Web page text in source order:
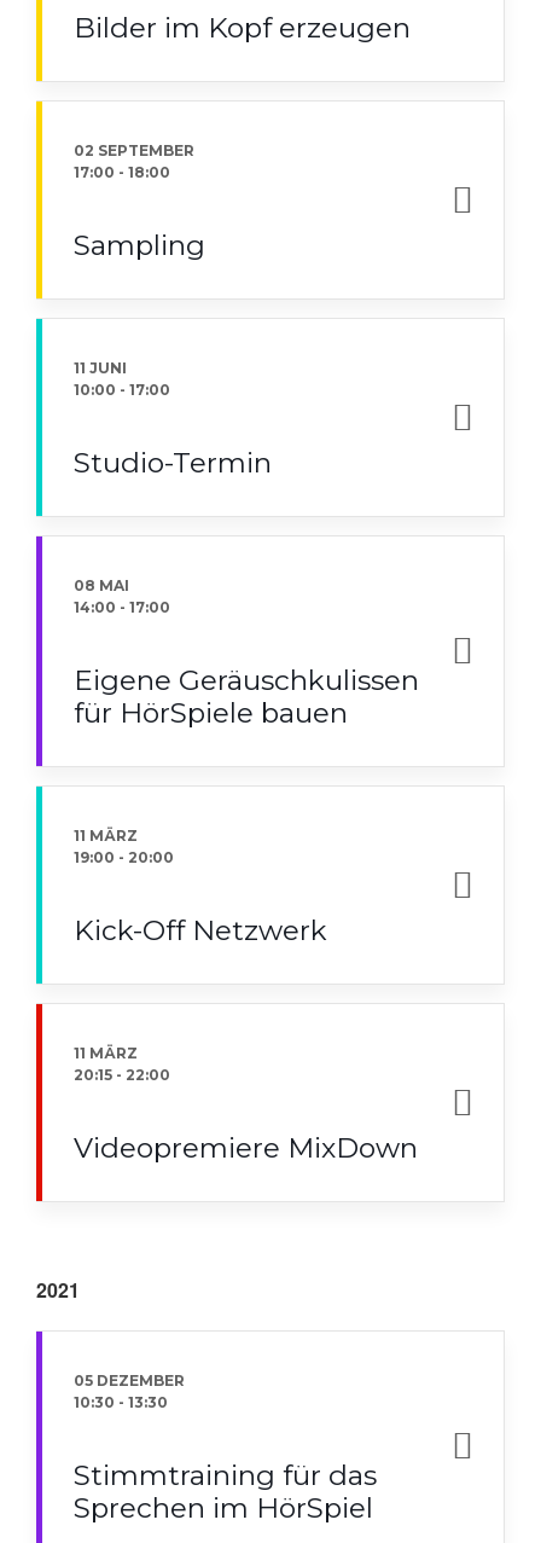
Bilder im Kopf erzeugen
02 SEPTEMBER
17:00 - 18:00
Sampling
11 JUNI
10:00 - 17:00
Studio-Termin
08 MAI
14:00 - 17:00
Eigene Geräuschkulissen
für HörSpiele bauen
11 MÄRZ
19:00 - 20:00
Kick-Off Netzwerk
11 MÄRZ
20:15 - 22:00
Videopremiere MixDown
2021
05 DEZEMBER
10:30 - 13:30
Stimmtraining für das
Sprechen im HörSpiel